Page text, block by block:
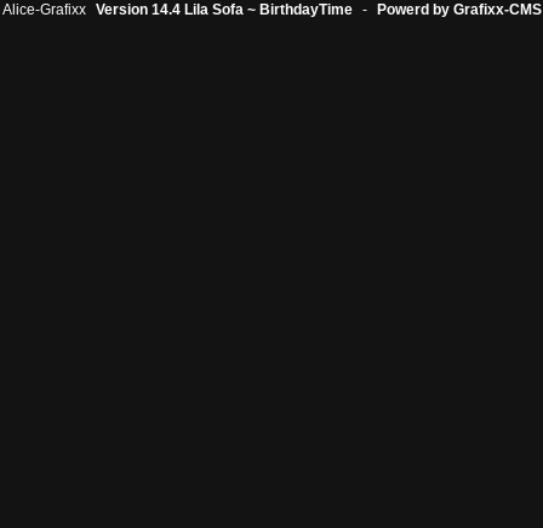
Alice-Grafixx Version 14.4 Lila Sofa ~ BirthdayTime - Powerd by Grafixx-CMS